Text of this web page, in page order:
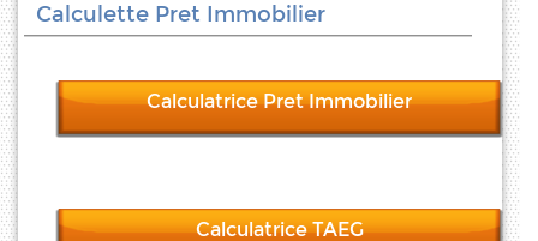
Calculette Pret Immobilier
Calculatrice Pret Immobilier
Calculatrice TAEG